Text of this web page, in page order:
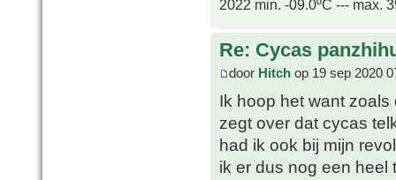
2022 min. -09.0ºC --- max.
Re: Cycas
door Hitch op 19 sep 2020
Ik hoop het want zoals
zegt over dat cycas
had ik ook bij mijn
ik er dus nog een heel